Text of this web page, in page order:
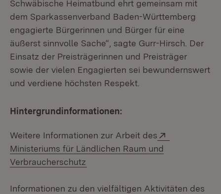
Schwäbische Heimatbund ehrt gemeinsam mit
dem Sparkassenverband Baden-Württemberg
engagierte Bürgerinnen und Bürger für eine
äußerst sinnvolle Sache“, sagte Gurr-Hirsch. Der
Einsatz der Preisträgerinnen und Preisträger
sowie der vielen Engagierten sei bewundernswert
und verdiene höchsten Respekt.
Hintergrundinformationen:
Weitere Informationen zur Arbeit des
Ministeriums für Ländlichen Raum und
Verbraucherschutz
Informationen zu den vielfältigen Aktivitäten des